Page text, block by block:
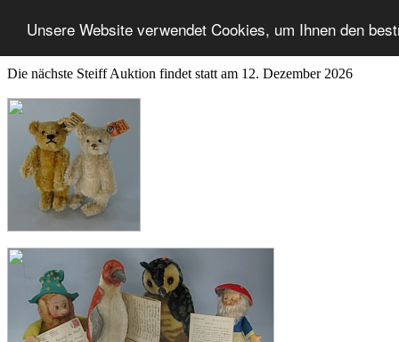
Unsere Website verwendet Cookies, um Ihnen den
Die nächste Steiff Auktion findet statt am 12. Dezember 2026